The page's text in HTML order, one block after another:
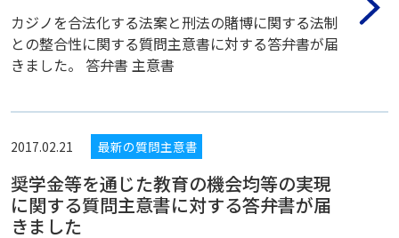
カジノを合法化する法案と刑法の賭博に関する法制
との整合性に関する質問主意書に対する答弁書が届
きました。 答弁書 主意書
2017.02.21 最新の質問主意書
奨学金等を通じた教育の機会均等の実現
に関する質問主意書に対する答弁書が届
きました